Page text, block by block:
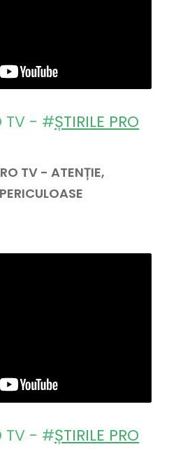
TV - #ȘTIRILE PRO
TV - ATENȚIE,
TV - #ȘTIRILE PRO